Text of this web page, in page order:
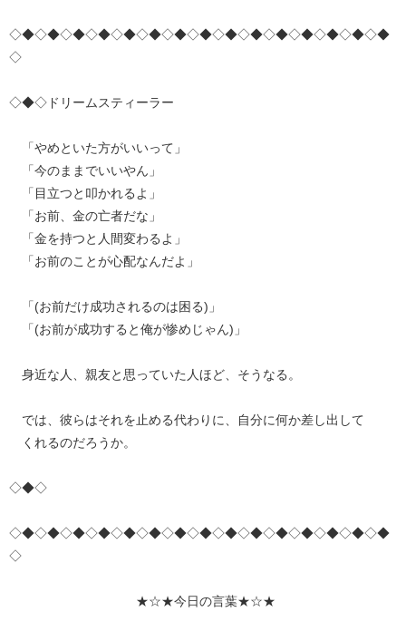
◇◆◇◆◇◆◇◆◇◆◇◆◇◆◇◆◇◆◇◆◇◆◇◆◇◆◇◆◇◆
◇
◇◆◇ドリームスティーラー
「やめといた方がいいって」
「今のままでいいやん」
「目立つと叩かれるよ」
「お前、金の亡者だな」
「金を持つと人間変わるよ」
「お前のことが心配なんだよ」
「(お前だけ成功されるのは困る)」
「(お前が成功すると俺が惨めじゃん)」
身近な人、親友と思っていた人ほど、そうなる。
では、彼らはそれを止める代わりに、自分に何か差し出して
くれるのだろうか。
◇◆◇
◇◆◇◆◇◆◇◆◇◆◇◆◇◆◇◆◇◆◇◆◇◆◇◆◇◆◇◆◇◆
◇
★☆★今日の言葉★☆★